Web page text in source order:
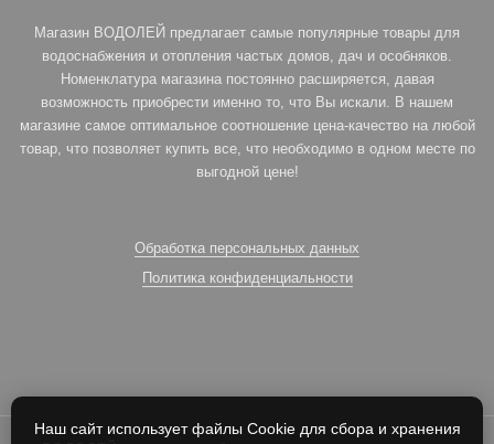
Магазин ВОДОЛЕЙ предлагает самые популярные товары для
водоснабжения и отопления частых домов, дач и особняков.
Номенклатура магазина постоянно расширяется, давая
возможность приобрести именно то, что Вы искали. В нашем
магазине самое оптимальное соотношение цена-качество на любой
товар, что позволяет купить все, что необходимо в одном месте по
выгодной цене!
Обработка персональных данных
Политика конфиденциальности
Наш сайт использует файлы Cookie для сбора и хранения